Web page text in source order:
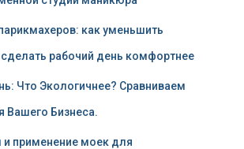
как уменьшить
сделать рабочий день комфортнее
Что Экологичнее? Сравниваем
Вашего Бизнеса.
и применение моек для